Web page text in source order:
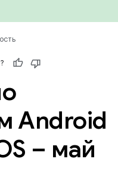
Android
– май